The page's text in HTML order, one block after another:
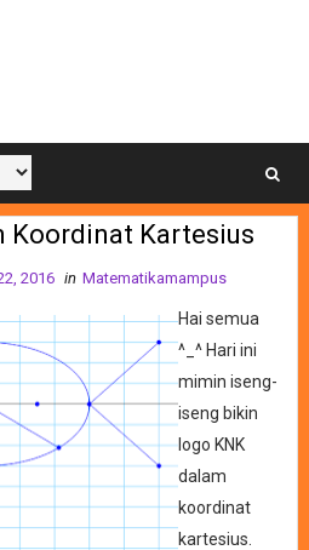
Koordinat Kartesius
2016 in Matematikamampus
Hai semua
^_^ Hari ini
mimin iseng-
iseng bikin
logo KNK
dalam
koordinat
kartesius.